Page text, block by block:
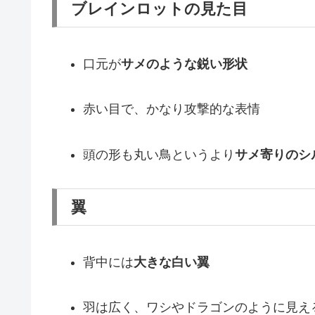
ブレインロットの見た目
口元がサメのような鋭い形状
赤い目で、かなり攻撃的な表情
頭の形も丸い鳥というより サメ寄りのシ
翼
背中には大きな白い翼
羽は広く、ワシやドラゴンのように見え